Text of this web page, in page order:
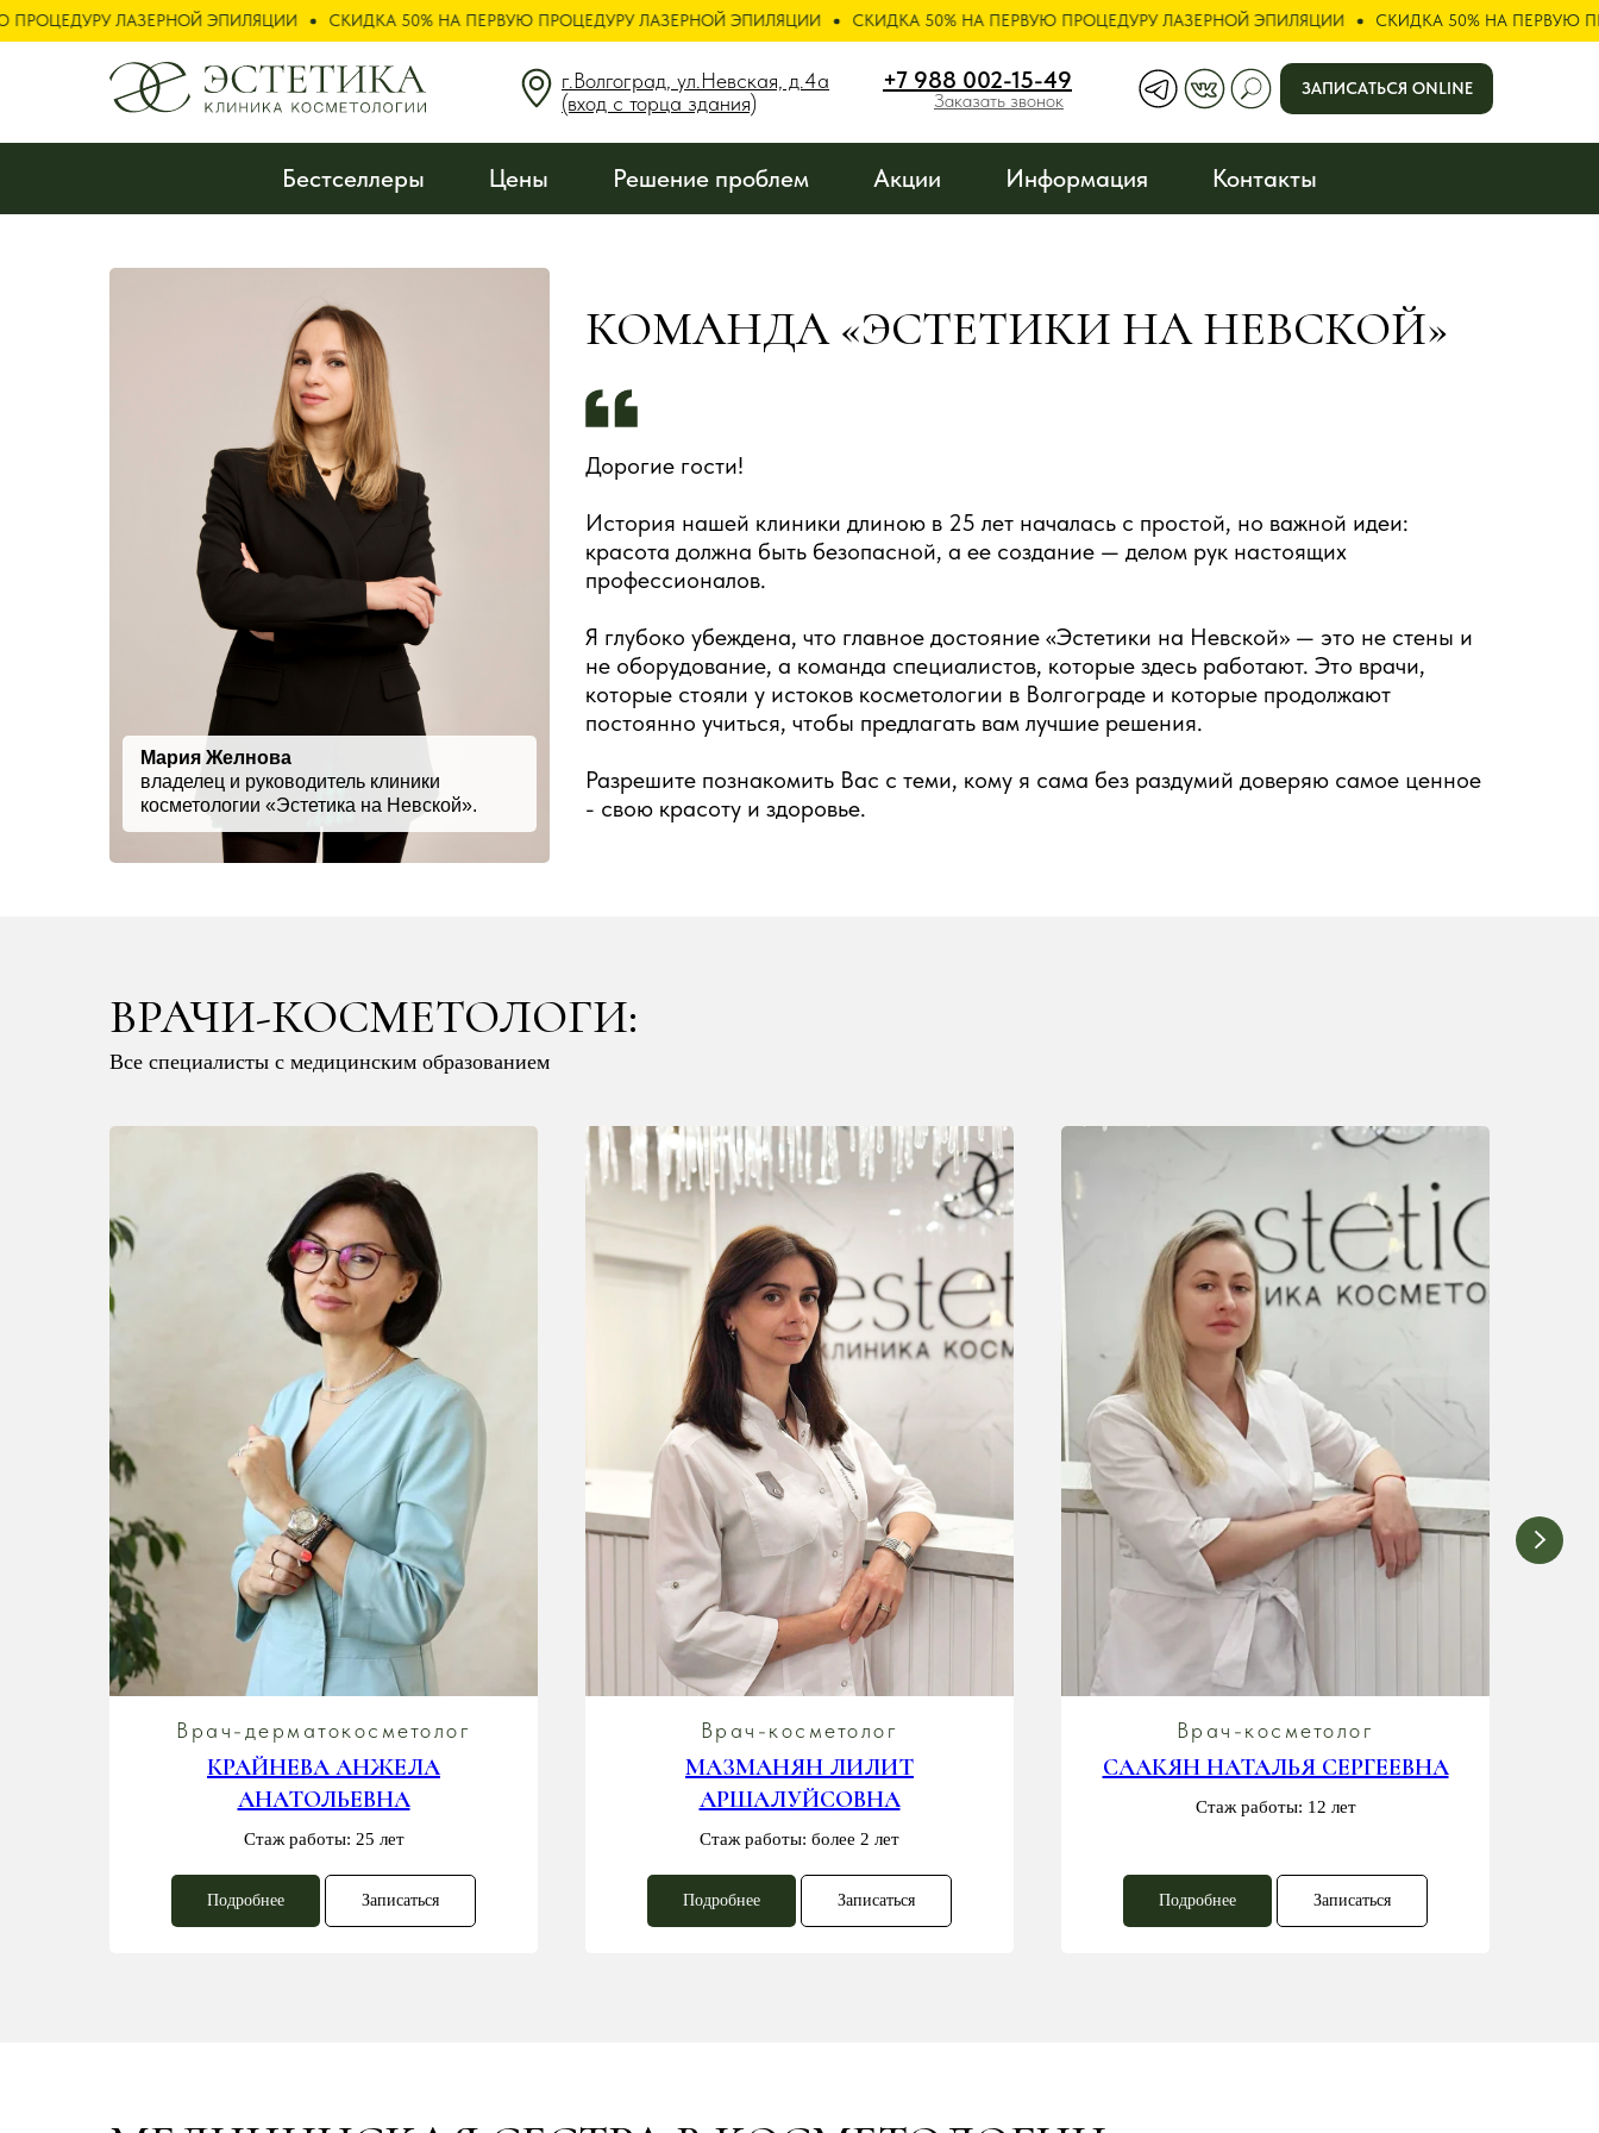
ЛАЗЕРНОЙ ЭПИЛЯЦИИ СКИДКА 50% НА ПЕРВУЮ ПРОЦЕДУРУ ЛАЗЕРНОЙ ЭПИЛЯЦИИ СКИДКА 50% НА ПЕРВУЮ ПРОЦЕДУРУ ЛАЗЕРНОЙ ЭПИЛЯЦИИ СКИДКА 50% НА ПЕРВУЮ ПРОЦЕДУРУ
г.Волгоград, ул.Невская, д.4а
(вход с торца здания)
Заказать звонок
+7 988 002-15-49 ЗАПИСАТЬСЯ ONLINE
Бестселлеры Цены Решение проблем Акции Информация Контакты
Дорогие гости!
История нашей клиники длиною в 25 лет началась с простой, но важной идеи:
красота должна быть безопасной, а ее создание — делом рук настоящих
профессионалов.
Я глубоко убеждена, что главное достояние «Эстетики на Невской» — это не стены и
не оборудование, а команда специалистов, которые здесь работают. Это врачи,
которые стояли у истоков косметологии в Волгограде и которые продолжают
постоянно учиться, чтобы предлагать вам лучшие решения.
Разрешите познакомить Вас с теми, кому я сама без раздумий доверяю самое ценное
- свою красоту и здоровье.
«ЭСТЕТИКИ НА НЕВСКОЙ»
КОМАНДА «ЭСТЕТИКИ НА НЕВСКОЙ»
Мария Желнова
владелец и руководитель клиники
косметологии «Эстетика на Невской».
ВРАЧИ-КОСМЕТОЛОГИ:
Все специалисты с медицинским образованием
Врач-дерматокосметолог
КРАЙНЕВА АНЖЕЛА
АНАТОЛЬЕВНА
Стаж работы: 25 лет
Подробнее Записаться
Врач-косметолог
МАЗМАНЯН ЛИЛИТ
АРШАЛУЙСОВНА
Стаж работы: более 2 лет
Подробнее Записаться
Врач-косметолог
СААКЯН НАТАЛЬЯ СЕРГЕЕВНА
Стаж работы: 12 лет
Подробнее Записаться